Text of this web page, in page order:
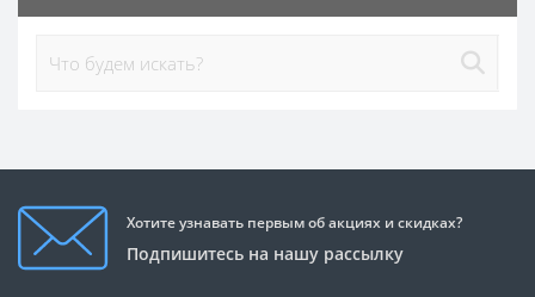
Хотите узнавать первым об акциях и скидках?
Подпишитесь на нашу рассылку